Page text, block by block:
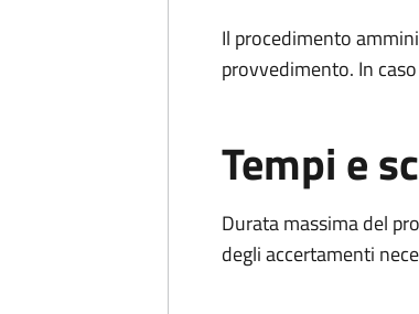
Il procedimento
provvedimento. In
Tempi e
Durata massima del
degli accertamenti